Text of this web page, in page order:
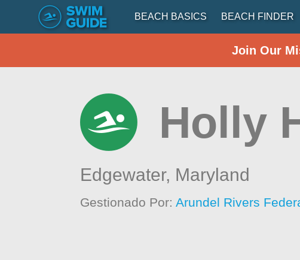
BEACH BASICS BEACH FINDER
Join Our
Holly
Edgewater, Maryland
Gestionado Por:Arundel Rivers